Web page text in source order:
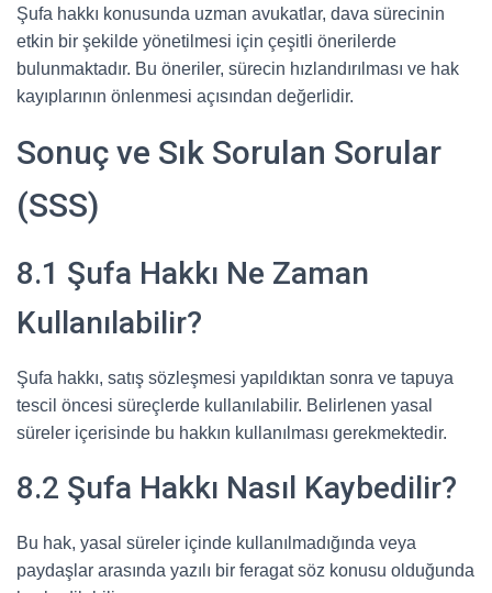
Şufa hakkı konusunda uzman avukatlar, dava sürecinin
etkin bir şekilde yönetilmesi için çeşitli önerilerde
bulunmaktadır. Bu öneriler, sürecin hızlandırılması ve hak
kayıplarının önlenmesi açısından değerlidir.
Sonuç ve Sık Sorulan Sorular
(SSS)
8.1 Şufa Hakkı Ne Zaman
Kullanılabilir?
Şufa hakkı, satış sözleşmesi yapıldıktan sonra ve tapuya
tescil öncesi süreçlerde kullanılabilir. Belirlenen yasal
süreler içerisinde bu hakkın kullanılması gerekmektedir.
8.2 Şufa Hakkı Nasıl Kaybedilir?
Bu hak, yasal süreler içinde kullanılmadığında veya
paydaşlar arasında yazılı bir feragat söz konusu olduğunda